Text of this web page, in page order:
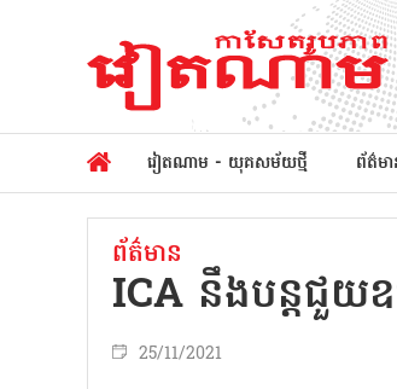
វៀតណាម - យុគសម័យថ្មី ព័ត៌ម
ព័ត៌មាន
ICA នឹងបន្តជួយ
25/11/2021